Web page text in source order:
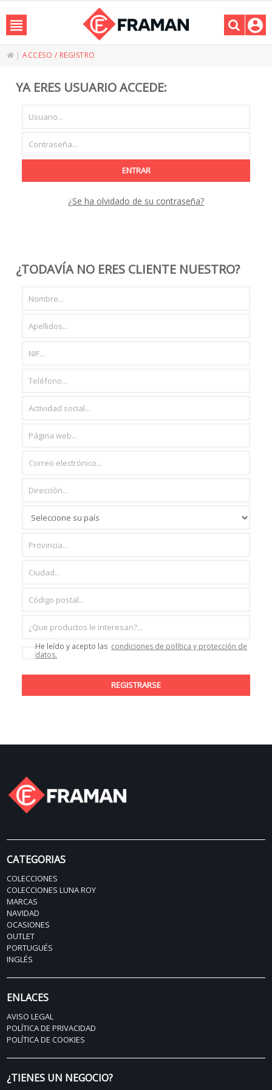
|ACCESO / REGISTRO
YA ERES USUARIO ACCEDE:
ENTRAR
¿Se ha olvidado de su contraseña?
¿TODAVÍA NO ERES CLIENTE NUESTRO?
He leído y acepto las condiciones de política y protección de
datos.
REGISTRARSE
CATEGORIAS
COLECCIONES
COLECCIONES LUNA ROY
MARCAS
NAVIDAD
OCASIONES
OUTLET
PORTUGUÉS
INGLÉS
ENLACES
AVISO LEGAL
POLÍTICA DE PRIVACIDAD
POLÍTICA DE COOKIES
¿TIENES UN NEGOCIO?